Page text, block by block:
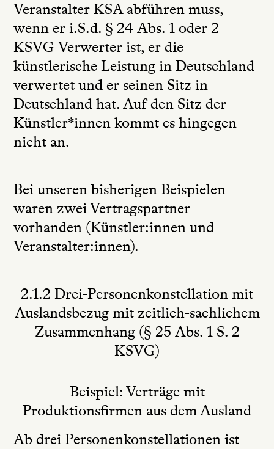
Veranstalter KSA abführen muss,
wenn er i.S.d. § 24 Abs. 1 oder 2
KSVG Verwerter ist, er die
künstlerische Leistung in Deutschland
verwertet und er seinen Sitz in
Deutschland hat. Auf den Sitz der
Künstler*innen kommt es hingegen
nicht an.
Bei unseren bisherigen Beispielen
waren zwei Vertragspartner
vorhanden (Künstler:innen und
Veranstalter:innen).
2.1.2 Drei-Personenkonstellation mit
Auslandsbezug mit zeitlich-sachlichem
Zusammenhang (§ 25 Abs. 1 S. 2
KSVG)
Beispiel: Verträge mit
Produktionsfirmen aus dem Ausland
Ab drei Personenkonstellationen ist